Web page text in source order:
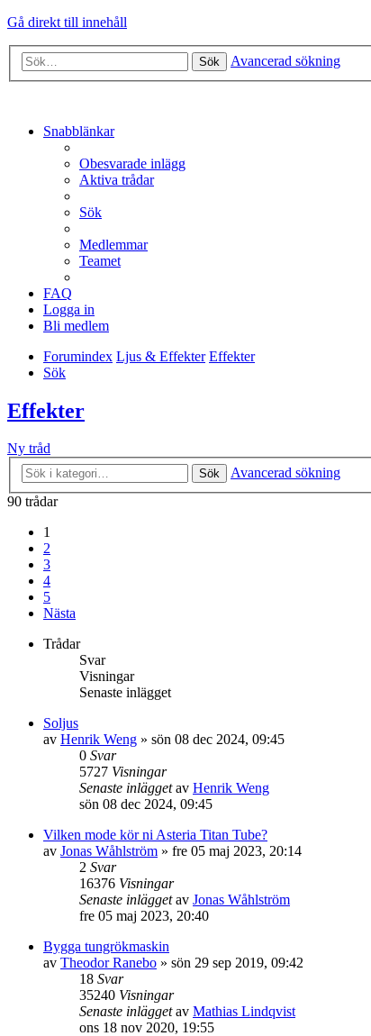
Gå direkt till innehåll
Sök Avancerad sökning
Snabblänkar
Obesvarade inlägg
Aktiva trådar
Sök
Medlemmar
Teamet
FAQ
Logga in
Bli medlem
Forumindex Ljus & Effekter Effekter
Sök
Effekter
Ny tråd
Sök
Avancerad sökning
90 trådar
1
2
3
4
5
Nästa
Trådar
Svar
Visningar
Senaste inlägget
Soljus
av Henrik Weng » sön 08 dec 2024, 09:45
0 Svar
5727 Visningar
Senaste inläggetav Henrik Weng
sön 08 dec 2024, 09:45
Vilken mode kör ni Asteria Titan Tube?
av Jonas Wåhlström » fre 05 maj 2023, 20:14
2 Svar
16376 Visningar
Senaste inläggetav Jonas Wåhlström
fre 05 maj 2023, 20:40
Bygga tungrökmaskin
av Theodor Ranebo » sön 29 sep 2019, 09:42
18 Svar
35240 Visningar
Senaste inläggetav Mathias Lindqvist
ons 18 nov 2020, 19:55